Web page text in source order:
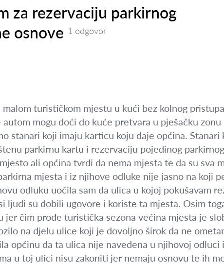
za rezervaciju parkirnog
osnove 1 odgovor
turističkom mjestu u kući bez kolnog
mogu doći do kuće pretvara u pješačku
stanari koji imaju karticu koju daje općina.
parkirnu kartu i rezervaciju pojedinog
ali općina tvrdi da nema mjesta te da su sva
mjesta i iz njihove odluke nije jasno na koji
odluku uočila sam da ulica u kojoj pokušavam
ljudi su dobili ugovore i koriste ta mjesta. Osim
čim prođe turistička sezona većina mjesta je
na djelu ulice koji je dovoljno širok da ne
općinu da ta ulica nije navedena u njihovoj odluci
u toj ulici nisu zakoniti jer nemaju osnovu te ih